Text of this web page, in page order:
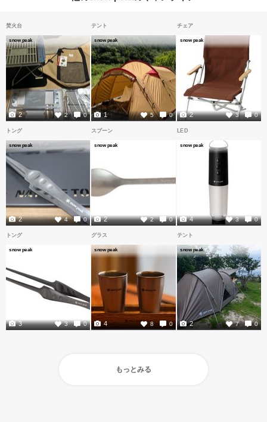
焚火台
snow peak
2 0
2
テント
snow peak
5 0
1
チェア
snow peak
3 0
2
トング
snow peak
4 0
2
スプーン
snow peak
2 0
2
LED
snow peak
3 0
4
トング
snow peak
3 0
3
グラス
snow peak
8 0
4
テント
snow peak
7 0
2
もっとみる